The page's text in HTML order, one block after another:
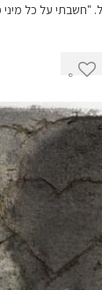
"חשבתי על כל
0